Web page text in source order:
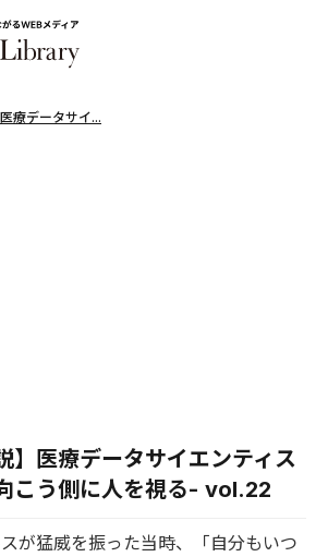
療データサイ...
】医療データサイエンティス
こう側に人を視る- vol.22
が猛威を振った当時、「自分もいつ